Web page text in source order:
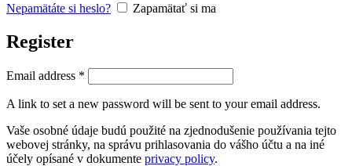
Nepamätáte si heslo? Zapamätať si ma
Register
Email address *
A link to set a new password will be sent to your email address.
Vaše osobné údaje budú použité na zjednodušenie používania tejto
webovej stránky, na správu prihlasovania do vášho účtu a na iné
účely opísané v dokumente privacy policy.